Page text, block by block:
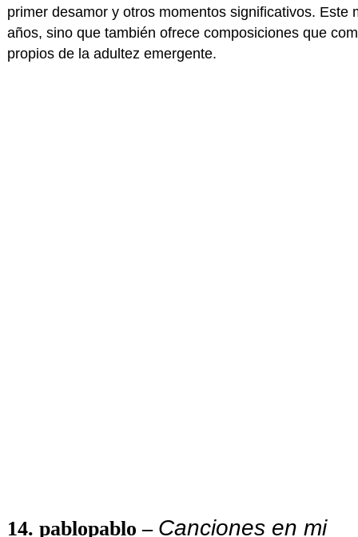
primer desamor y otros momentos significativos.
años, sino que también ofrece composiciones que
propios de la adultez emergente.
14. pablopablo – Canciones en mi